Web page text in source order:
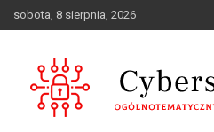
to
sobota, 8 sierpnia, 2026